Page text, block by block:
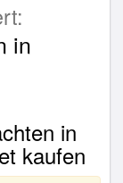
in
in
kaufen